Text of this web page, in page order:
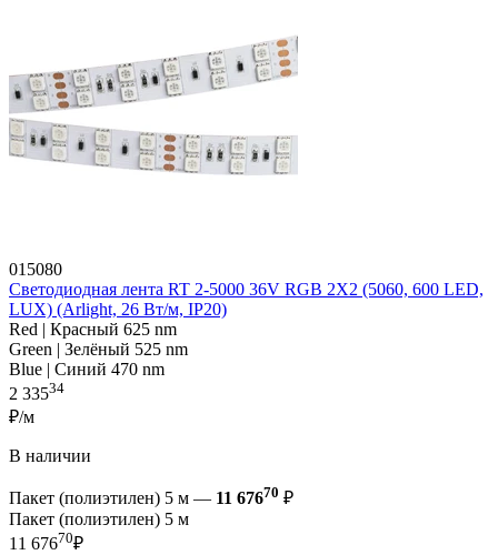
015080
Светодиодная лента RT 2-5000 36V RGB 2X2 (5060, 600 LED,
LUX) (Arlight, 26 Вт/м, IP20)
Red | Красный 625 nm
Green | Зелёный 525 nm
Blue | Синий 470 nm
2 33534
₽/м
В наличии
Пакет (полиэтилен) 5 м — 11 67670 ₽
Пакет (полиэтилен) 5 м
11 67670₽